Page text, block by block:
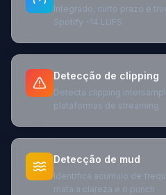
Integrado, curto prazo e
Spotify -14 LUFS
Detecção de clipping
Detecta clipping
plataformas de streaming
Detecção de mud
Identifica acúmulo de
mata a clareza e o punch